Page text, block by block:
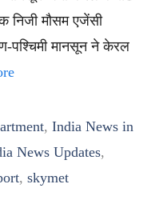
निजी मौसम एजेंसी
पश्चिमी मानसून ने केरल
, India News in
News Updates,
, skymet